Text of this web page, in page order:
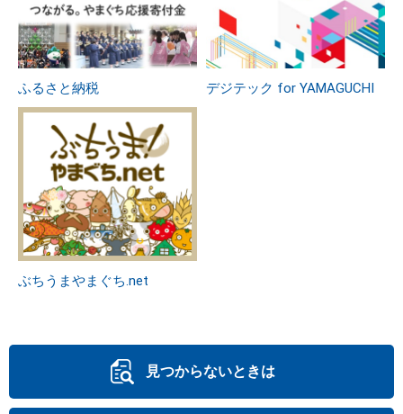
ふるさと納税 デジテック for YAMAGUCHI
ぶちうまやまぐち.net
見つからないときは